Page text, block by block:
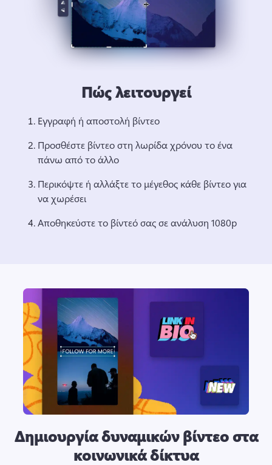
Πώς λειτουργεί
Εγγραφή ή αποστολή βίντεο
Προσθέστε βίντεο στη λωρίδα χρόνου το ένα
πάνω από το άλλο
Περικόψτε ή αλλάξτε το μέγεθος κάθε βίντεο για
να χωρέσει
Αποθηκεύστε το βίντεό σας σε ανάλυση 1080p
Δημιουργία δυναμικών βίντεο στα
κοινωνικά δίκτυα